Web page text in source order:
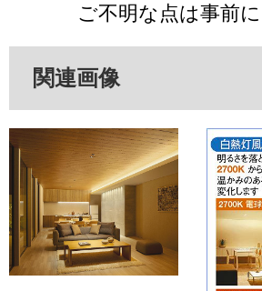
ご不明な点は事前
関連画像